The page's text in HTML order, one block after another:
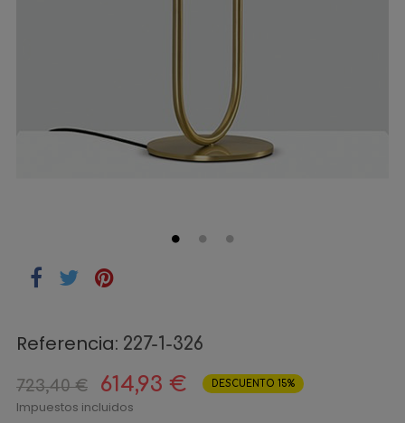
Referencia: 227-1-326
723,40 € 614,93 € DESCUENTO 15%
Impuestos incluidos